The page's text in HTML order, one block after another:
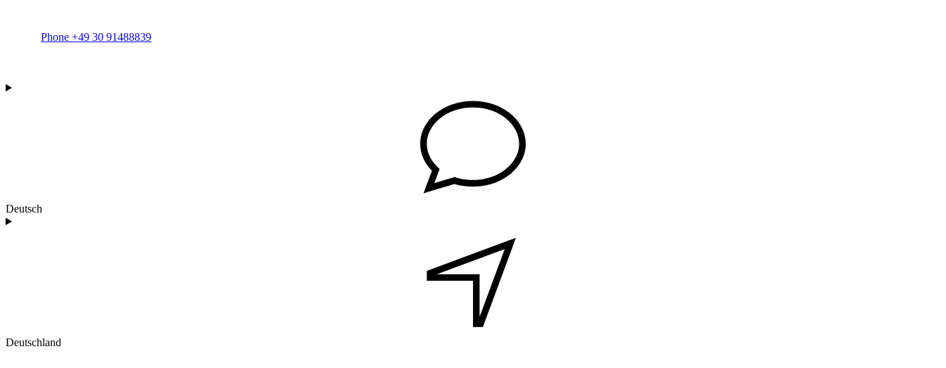
Phone +49 30 91488839
Deutsch
Deutschland